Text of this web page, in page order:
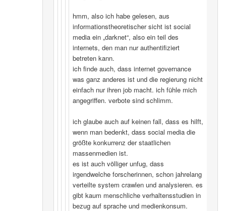
hmm, also ich habe gelesen, aus
informationstheoretischer sicht ist social
media ein „darknet“, also ein teil des
internets, den man nur authentifiziert
betreten kann.
ich finde auch, dass internet governance
was ganz anderes ist und die regierung nicht
einfach nur ihren job macht. ich fühle mich
angegriffen. verbote sind schlimm.
ich glaube auch auf keinen fall, dass es hilft,
wenn man bedenkt, dass social media die
größte konkurrenz der staatlichen
massenmedien ist.
es ist auch völliger unfug, dass
irgendwelche forscherinnen, schon jahrelang
verteilte system crawlen und analysieren. es
gibt kaum menschliche verhaltensstudien in
bezug auf sprache und medienkonsum.